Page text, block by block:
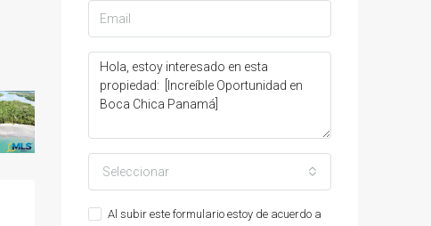
Seleccionar
Al subir este formulario estoy de acuerdo a